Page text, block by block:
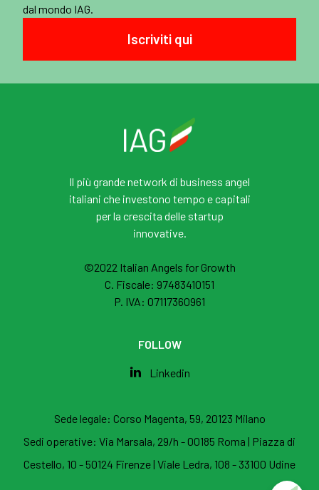
dal mondo IAG.
Iscriviti qui
Il più grande network di business angel
italiani che investono tempo e capitali
per la crescita delle startup
innovative.
©2022 Italian Angels for Growth
C. Fiscale: 97483410151
P. IVA: 07117360961
FOLLOW
Linkedin
Sede legale: Corso Magenta, 59, 20123 Milano
Sedi operative: Via Marsala, 29/h - 00185 Roma | Piazza di
Cestello, 10 - 50124 Firenze| Viale Ledra, 108 - 33100 Udine